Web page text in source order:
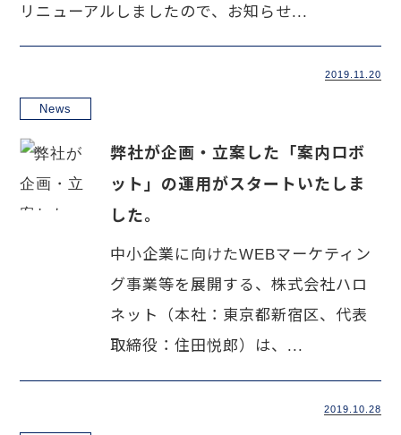
リニューアルしましたので、お知らせ...
2019.11.20
News
弊社が企画・立案した「案内ロボ
ット」の運用がスタートいたしま
した。
中小企業に向けたWEBマーケティン
グ事業等を展開する、株式会社ハロ
ネット（本社：東京都新宿区、代表
取締役：住田悦郎）は、...
2019.10.28